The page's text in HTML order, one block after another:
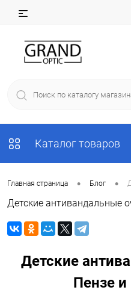
Каталог товаров
Главная страница • Блог •
Детские антивандальные
Детские
Пензе и